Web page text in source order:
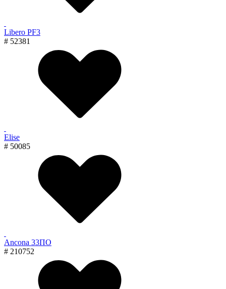
Libero PF3
# 52381
Elise
# 50085
Ancona 33ПО
# 210752